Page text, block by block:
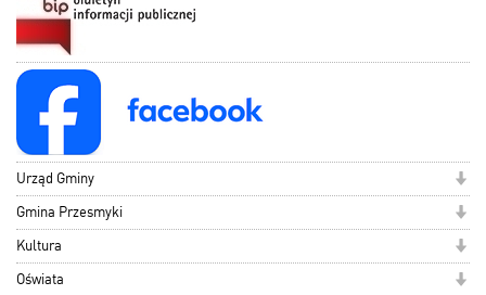
Urząd Gminy
Gmina Przesmyki
Kultura
Oświata